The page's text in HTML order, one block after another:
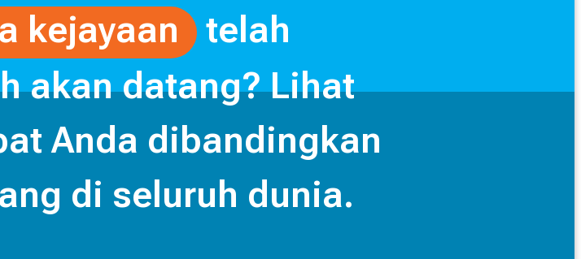
kejayaan
telah
akan datang? Lihat
Anda dibandingkan
di seluruh dunia.